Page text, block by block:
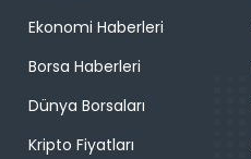
Ekonomi Haberleri
Borsa Haberleri
Dünya Borsaları
Kripto Fiyatları